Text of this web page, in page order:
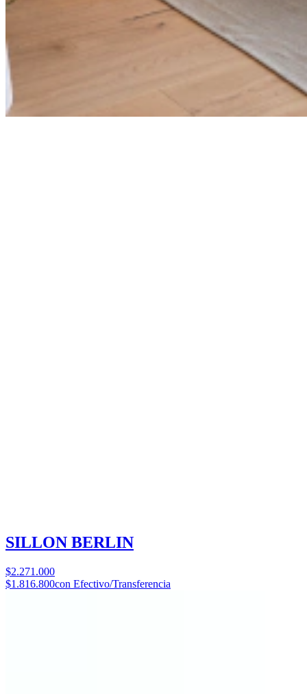
SILLON BERLIN
$2.271.000
$1.816.800con Efectivo/Transferencia